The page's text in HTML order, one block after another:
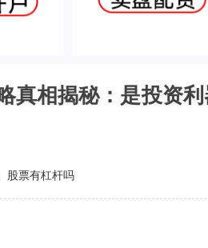
真相揭秘：是投资
股票有杠杆吗